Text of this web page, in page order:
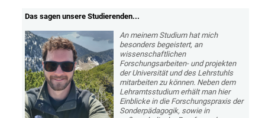
Das sagen unsere Studierenden...
An meinem Studium hat mich
besonders begeistert, an
wissenschaftlichen
Forschungsarbeiten- und projekten
der Universität und des Lehrstuhls
mitarbeiten zu können. Neben dem
Lehramtsstudium erhält man hier
Einblicke in die Forschungspraxis der
Sonderpädagogik, sowie in